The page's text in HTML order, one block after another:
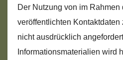
Der Nutzung von im
veröffentlichten
nicht ausdrücklich
Informationsmaterialien wird